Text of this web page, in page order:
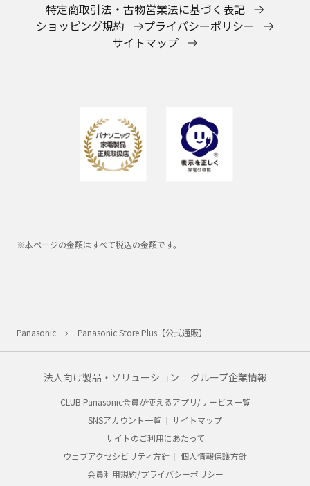
特定商取引法・古物営業法に基づく表記
ショッピング規約
プライバシーポリシー
サイトマップ
※本ページの金額はすべて税込の金額です。
Panasonic Panasonic Store Plus【公式通販】
法人向け製品・ソリューション グループ企業情報
CLUB Panasonic会員が使えるアプリ/サービス一覧
SNSアカウント一覧
サイトマップ
サイトのご利用にあたって
ウェブアクセシビリティ方針
個人情報保護方針
会員利用規約/プライバシーポリシー